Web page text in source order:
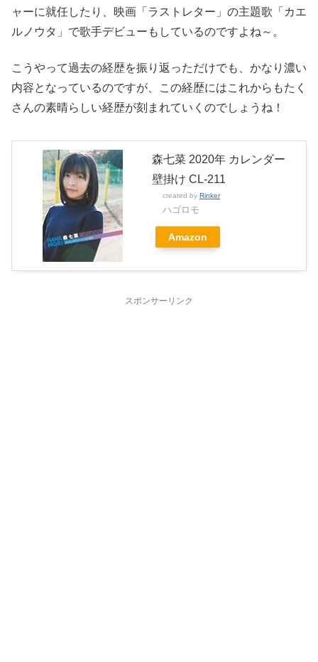
ャーに就任したり、映画「ラストレター」の主題歌「カエ
ルノウタ」で歌手デビューもしているのですよね～。
こうやって過去の経歴を振り返っただけでも、かなり濃い
内容となっているのですが、この経歴にはこれからもたく
さんの素晴らしい経歴が刻まれていくのでしょうね！
森七菜 2020年 カレンダー
壁掛け CL-211
created by Rinker
ハゴロモ
Amazon
スポンサーリンク